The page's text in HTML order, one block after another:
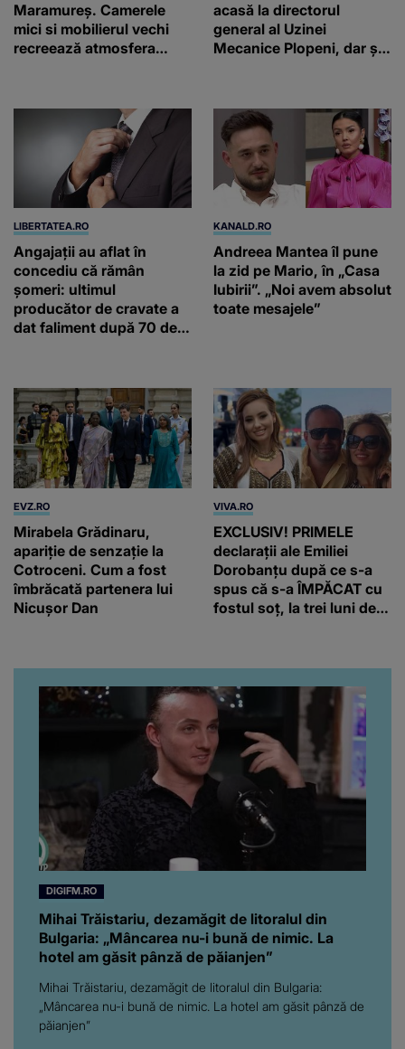
Maramureș. Camerele
mici si mobilierul vechi
recreează atmosfera
acasă la directorul
general al Uzinei
Mecanice Plopeni, dar și
LIBERTATEA.RO
Angajații au aflat în
concediu că rămân
șomeri: ultimul
producător de cravate a
dat faliment după 70 de
KANALD.RO
Andreea Mantea îl pune
la zid pe Mario, în „Casa
Iubirii”. „Noi avem absolut
toate mesajele”
EVZ.RO
Mirabela Grădinaru,
apariție de senzație la
Cotroceni. Cum a fost
îmbrăcată partenera lui
Nicușor Dan
VIVA.RO
EXCLUSIV! PRIMELE
declarații ale Emiliei
Dorobanțu după ce s-a
spus că s-a ÎMPĂCAT cu
fostul soț, la trei luni de
artistă i-a lăsat MASCĂ
pe toți. De data aceasta,
chiar a rupt tăcerea:
”Poate că aveam să ne
spunem, să ne...”
DIGIFM.RO
Mihai Trăistariu, dezamăgit de litoralul din
Bulgaria: „Mâncarea nu-i bună de nimic. La
hotel am găsit pânză de păianjen”
Mihai Trăistariu, dezamăgit de litoralul din Bulgaria:
„Mâncarea nu-i bună de nimic. La hotel am găsit pânză de
păianjen”